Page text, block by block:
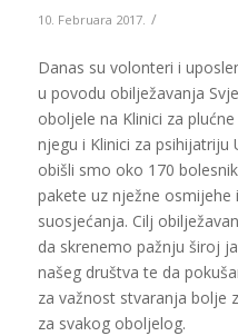
10. Februara 2017. /
Danas su volonteri i
u povodu obilježavanja
oboljele na Klinici za
njegu i Klinici za psihijatriju
obišli smo oko 170
pakete uz nježne osmijehe
suosjećanja. Cilj
da skrenemo pažnju široj
našeg društva te da
za važnost stvaranja bolje
za svakog oboljelog.